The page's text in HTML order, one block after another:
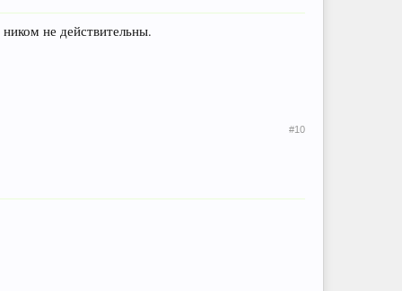
не действительны.
#10